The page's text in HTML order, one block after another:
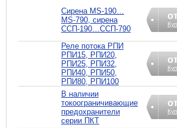
Сирена MS-190…
MS-790, сирена
ССП-190…ССП-790
Реле потока РПИ
РПИ15, РПИ20,
РПИ25, РПИ32,
РПИ40, РПИ50,
РПИ80, РПИ100
В наличии
токоограничивающие
предохранители
серии ПКТ